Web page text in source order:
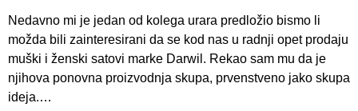
Nedavno mi je jedan od kolega urara predložio bismo li
možda bili zainteresirani da se kod nas u radnji opet prodaju
muški i ženski satovi marke Darwil. Rekao sam mu da je
njihova ponovna proizvodnja skupa, prvenstveno jako skupa
ideja.…